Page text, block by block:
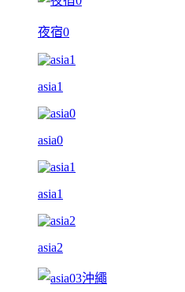
夜宿0
asia1
asia0
asia1
asia2